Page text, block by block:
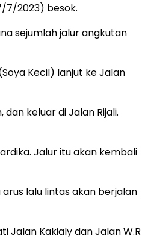
7/2023) besok.
sejumlah jalur angkutan
Kecil) lanjut ke Jalan
keluar di Jalan Rijali.
Jalur itu akan kembali
lalu lintas akan berjalan
Kakialy dan Jalan W.R